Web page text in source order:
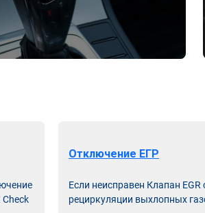
Отключение ЕГР
Если неисправен Клапан EGR
рециркуляции выхлопных